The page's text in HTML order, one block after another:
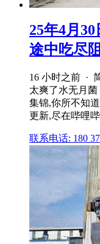
25年4月
途中吃尽
16 小时之前 ·
太爽了水无月
集锦,你所不知
更新,尽在哔哩
联系电话: 180